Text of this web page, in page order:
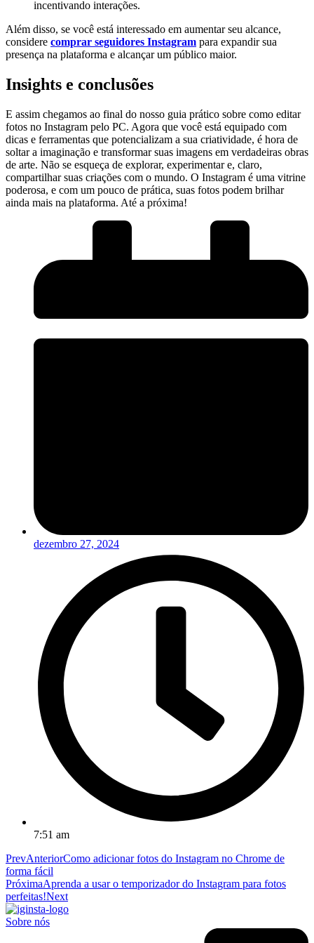
incentivando interações.
Além disso, se você⁤ está interessado em aumentar​ seu alcance,
considere comprar seguidores Instagram ⁤para ⁢expandir ⁤sua
presença⁤ na​ plataforma e alcançar ​um público maior.
Insights e conclusões
E assim chegamos ao final do⁢ nosso guia prático sobre como editar
fotos no Instagram pelo PC. Agora que você está equipado com
dicas e⁤ ferramentas que potencializam a sua criatividade, é hora⁤ de
soltar a imaginação e transformar⁢ suas imagens em verdadeiras obras
de arte. Não se esqueça de explorar, experimentar e, claro,
compartilhar suas ⁢criações ⁢com o mundo. O⁣ Instagram é‌ uma ⁤vitrine
poderosa, e⁣ com um pouco​ de prática, suas fotos podem brilhar
ainda mais na plataforma. Até a próxima!
dezembro 27, 2024
7:51 am
PrevAnteriorComo adicionar fotos do Instagram no Chrome de
forma fácil
PróximaAprenda a usar o temporizador do Instagram para fotos
perfeitas!Next
Sobre nós